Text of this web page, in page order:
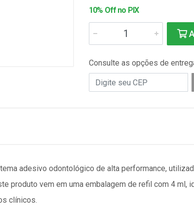
10% Off no PIX
Consulte as opções de
adesivo odontológico de alta performance,
produto vem em uma embalagem de refil com 4 ml,
clínicos.